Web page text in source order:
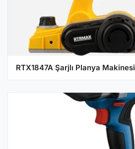
RTX1847A Şarjlı Planya Makinesi